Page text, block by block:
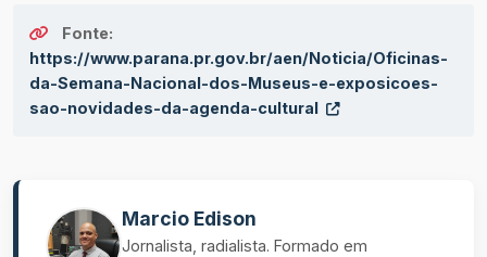
Fonte:
https://www.parana.pr.gov.br/aen/Noticia/Oficinas-
da-Semana-Nacional-dos-Museus-e-exposicoes-
sao-novidades-da-agenda-cultural
Marcio Edison
Jornalista, radialista. Formado em